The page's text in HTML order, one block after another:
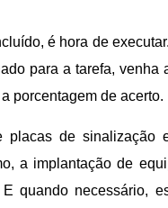
é hora de
para a tarefa,
porcentagem de acerto.
placas de sinalização
a implantação de
quando necessário,